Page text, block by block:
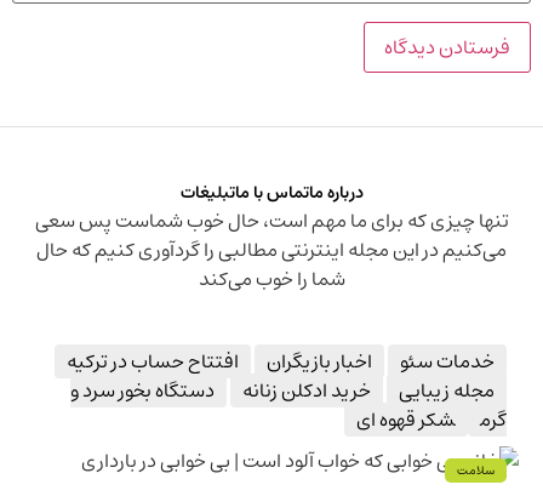
درباره ماتماس با ماتبلیغات
تنها چیزی که برای ما مهم است، حال خوب شماست پس سعی
می‌کنیم در این مجله اینترنتی مطالبی را گردآوری کنیم که حال
شما را خوب می‌کند
خدمات سئو اخبار بازیگران
افتتاح حساب در ترکیه
مجله زیبایی
خرید ادکلن زنانه
دستگاه بخور سرد و
گرم
شکر قهوه ای
سلامت